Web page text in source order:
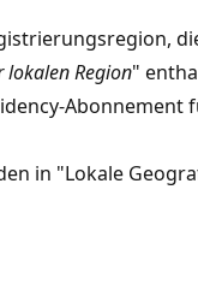
lokalen Region"
Abonnement
in "Lokale